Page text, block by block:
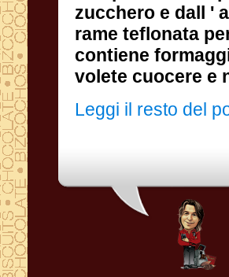
volete cuocere e
Leggi il resto del